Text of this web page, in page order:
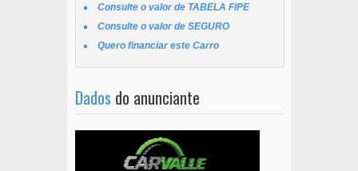
Consulte o valor de TABELA FIPE
Consulte o valor de SEGURO
Quero financiar este Carro
Dados do anunciante